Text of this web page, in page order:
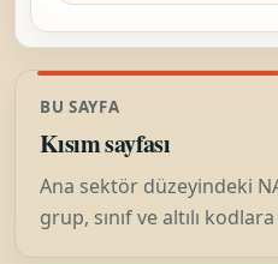
BU SAYFA
Kısım sayfası
Ana sektör düzeyindeki
grup, sınıf ve altılı